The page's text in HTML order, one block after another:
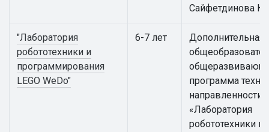
Сайфетдинова
"Лаборатория
робототехники и
программирования
LEGO WeDo"
6-7 лет
Дополнительная
программа
направленности
«Лаборатория
робототехники и